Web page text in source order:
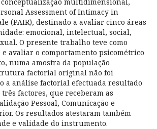
Assessment of Intimacy in
(PAIR), destinado a avaliar cinco áreas
emocional, intelectual, social,
O presente trabalho teve como
avaliar o comportamento psicométrico
numa amostra da população
factorial original não foi
a análise factorial efectuada resultado
factores, que receberam as
Pessoal, Comunicação e
Os resultados atestaram também
e validade do instrumento.